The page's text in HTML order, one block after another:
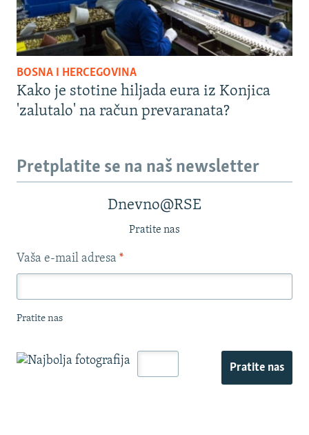
BOSNA I HERCEGOVINA
Kako je stotine hiljada eura iz Konjica
'zalutalo' na račun prevaranata?
Pretplatite se na naš newsletter
Dnevno@RSE
Pratite nas
Vaša e-mail adresa *
Pratite nas
Pratite nas